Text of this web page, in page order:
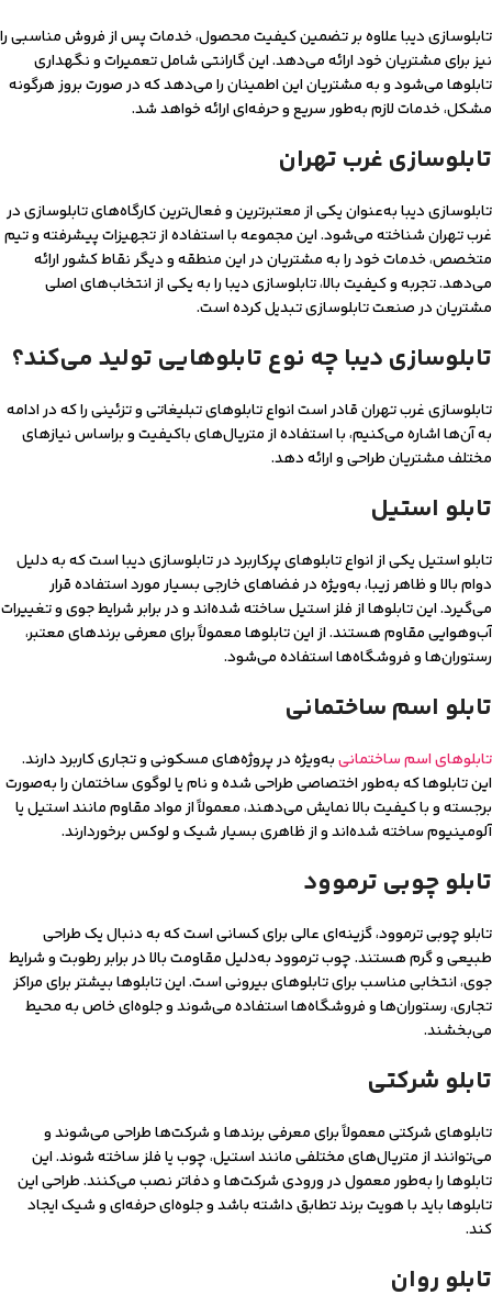
تابلوسازی دیبا علاوه بر تضمین کیفیت محصول، خدمات پس از فروش مناسبی را
نیز برای مشتریان خود ارائه می‌دهد. این گارانتی شامل تعمیرات و نگهداری
تابلوها می‌شود و به مشتریان این اطمینان را می‌دهد که در صورت بروز هرگونه
مشکل، خدمات لازم به‌طور سریع و حرفه‌ای ارائه خواهد شد.
تابلوسازی غرب تهران
تابلوسازی دیبا به‌عنوان یکی از معتبرترین و فعال‌ترین کارگاه‌های تابلوسازی در
غرب تهران شناخته می‌شود. این مجموعه با استفاده از تجهیزات پیشرفته و تیم
متخصص، خدمات خود را به مشتریان در این منطقه و دیگر نقاط کشور ارائه
می‌دهد. تجربه و کیفیت بالا، تابلوسازی دیبا را به یکی از انتخاب‌های اصلی
مشتریان در صنعت تابلوسازی تبدیل کرده است.
تابلوسازی دیبا چه نوع تابلوهایی تولید می‌کند؟
تابلوسازی غرب تهران قادر است انواع تابلوهای تبلیغاتی و تزئینی را که در ادامه
به آن‌ها اشاره می‌کنیم، با استفاده از متریال‌های باکیفیت و براساس نیازهای
مختلف مشتریان طراحی و ارائه دهد.
تابلو استیل
تابلو استیل یکی از انواع تابلوهای پرکاربرد در تابلوسازی دیبا است که به دلیل
دوام بالا و ظاهر زیبا، به‌ویژه در فضاهای خارجی بسیار مورد استفاده قرار
می‌گیرد. این تابلوها از فلز استیل ساخته شده‌اند و در برابر شرایط جوی و تغییرات
آب‌وهوایی مقاوم هستند. از این تابلوها معمولاً برای معرفی برندهای معتبر،
رستوران‌ها و فروشگاه‌ها استفاده می‌شود.
تابلو اسم ساختمانی
تابلوهای اسم ساختمانیبه‌ویژه در پروژه‌های مسکونی و تجاری کاربرد دارند.
این تابلوها که به‌طور اختصاصی طراحی شده و نام یا لوگوی ساختمان را به‌صورت
برجسته و با کیفیت بالا نمایش می‌دهند، معمولاً از مواد مقاوم مانند استیل یا
آلومینیوم ساخته شده‌اند و از ظاهری بسیار شیک و لوکس برخوردارند.
تابلو چوبی ترموود
تابلو چوبی ترموود، گزینه‌ای عالی برای کسانی است که به دنبال یک طراحی
طبیعی و گرم هستند. چوب ترموود به‌دلیل مقاومت بالا در برابر رطوبت و شرایط
جوی، انتخابی مناسب برای تابلوهای بیرونی است. این تابلوها بیشتر برای مراکز
تجاری، رستوران‌ها و فروشگاه‌ها استفاده می‌شوند و جلوه‌ای خاص به محیط
می‌بخشند.
تابلو شرکتی
تابلوهای شرکتی معمولاً برای معرفی برندها و شرکت‌ها طراحی می‌شوند و
می‌توانند از متریال‌های مختلفی مانند استیل، چوب یا فلز ساخته شوند. این
تابلوها را به‌طور معمول در ورودی شرکت‌ها و دفاتر نصب می‌کنند. طراحی این
تابلوها باید با هویت برند تطابق داشته باشد و جلوه‌ای حرفه‌ای و شیک ایجاد
کند.
تابلو روان